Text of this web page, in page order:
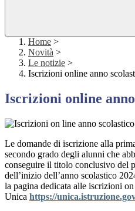
Home >
Novità >
Le notizie >
Iscrizioni online anno
Iscrizioni online
Le domande di iscrizione alla
secondo grado degli alunni che
conseguire il titolo conclusivo del
dell’inizio dell’anno scolastico
la pagina dedicata alle iscrizioni
Unica https://